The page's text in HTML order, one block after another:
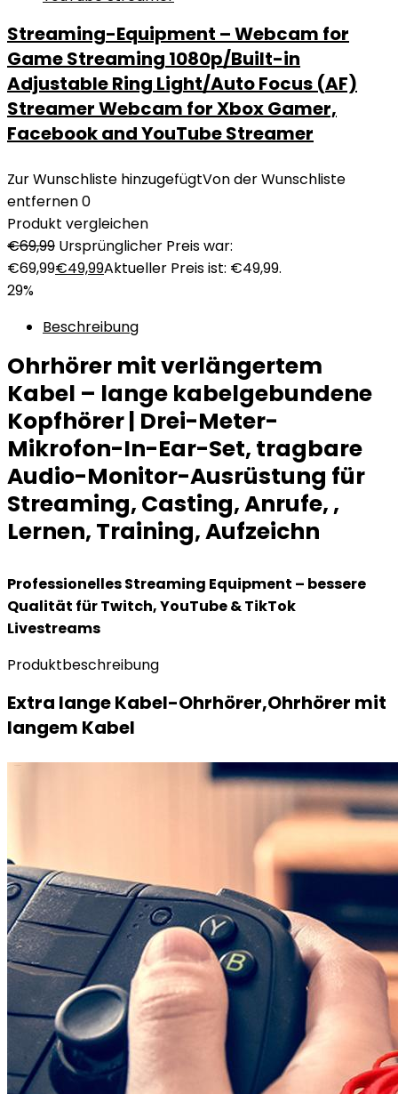
Streaming-Equipment – Webcam for
Game Streaming 1080p/Built-in
Adjustable Ring Light/Auto Focus (AF)
Streamer Webcam for Xbox Gamer,
Facebook and YouTube Streamer
Zur Wunschliste hinzugefügtVon der Wunschliste
entfernen0
Produkt vergleichen
€69,99 Ursprünglicher Preis war:
€69,99€49,99Aktueller Preis ist: €49,99.
29%
Beschreibung
Ohrhörer mit verlängertem
Kabel – lange kabelgebundene
Kopfhörer | Drei-Meter-
Mikrofon-In-Ear-Set, tragbare
Audio-Monitor-Ausrüstung für
Streaming, Casting, Anrufe, ,
Lernen, Training, Aufzeichn
Professionelles Streaming Equipment – bessere
Qualität für Twitch, YouTube & TikTok
Livestreams
Produktbeschreibung
Extra lange Kabel-Ohrhörer,Ohrhörer mit
langem Kabel